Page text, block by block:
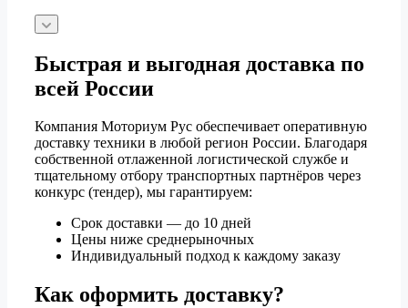
Быстрая и выгодная доставка по
всей России
Компания Моториум Рус обеспечивает оперативную
доставку техники в любой регион России. Благодаря
собственной отлаженной логистической службе и
тщательному отбору транспортных партнёров через
конкурс (тендер), мы гарантируем:
Срок доставки — до 10 дней
Цены ниже среднерыночных
Индивидуальный подход к каждому заказу
Как оформить доставку?